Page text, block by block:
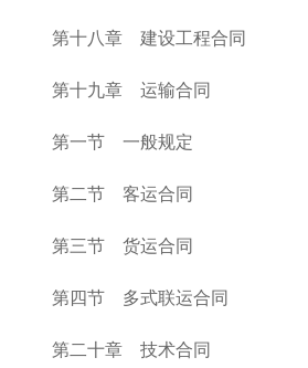
第十八章 建设工程合同
第十九章 运输合同
第一节 一般规定
第二节 客运合同
第三节 货运合同
第四节 多式联运合同
第二十章 技术合同